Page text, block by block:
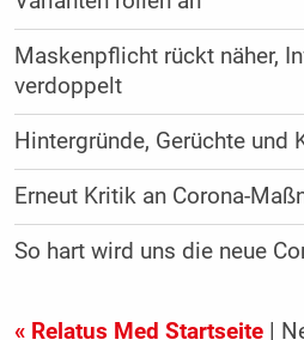
Maskenpflicht rückt näher,
verdoppelt
Hintergründe, Gerüchte und
Erneut Kritik an Corona-
So hart wird uns die neue
« Relatus Med Startseite|